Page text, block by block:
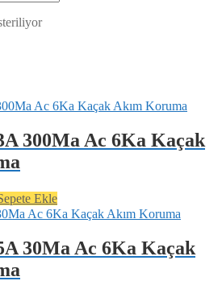
300Ma Ac 6Ka Kaçak
Ekle
30Ma Ac 6Ka Kaçak